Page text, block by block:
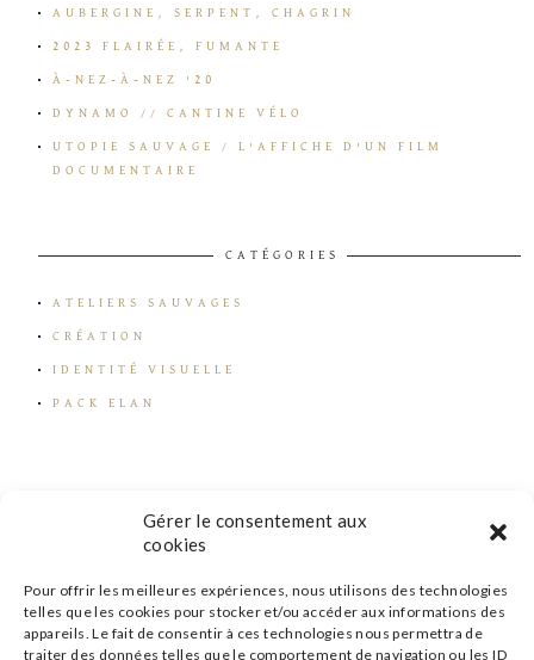
Gérer le consentement aux
cookies
Pour offrir les meilleures expériences, nous utilisons des technologies
telles que les cookies pour stocker et/ou accéder aux informations des
appareils. Le fait de consentir à ces technologies nous permettra de
traiter des données telles que le comportement de navigation ou les ID
AUBERGINE, SERPENT, CHAGRIN
2023 FLAIRÉE, FUMANTE
À-NEZ-À-NEZ ’20
DYNAMO // CANTINE VÉLO
UTOPIE SAUVAGE / L’AFFICHE D’UN FILM
DOCUMENTAIRE
CATÉGORIES
ATELIERS SAUVAGES
CRÉATION
IDENTITÉ VISUELLE
PACK ELAN